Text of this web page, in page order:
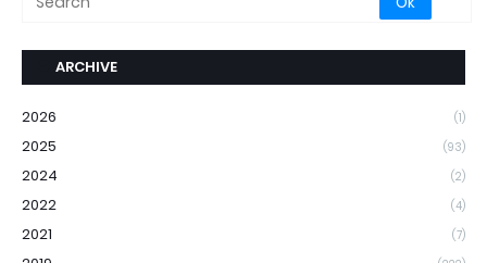
ARCHIVE
2026 (1)
2025 (93)
2024 (2)
2022 (4)
2021 (7)